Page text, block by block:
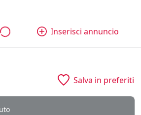
Inserisci annuncio
Salva in preferiti